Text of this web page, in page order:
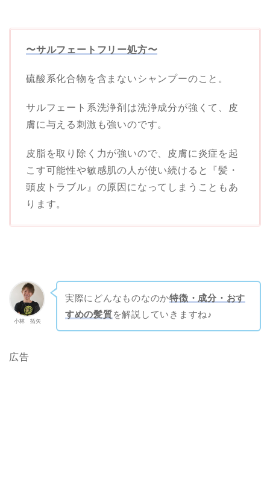
〜サルフェートフリー処方〜
硫酸系化合物を含まないシャンプーのこと。
サルフェート系洗浄剤は洗浄成分が強くて、皮
膚に与える刺激も強いのです。
皮脂を取り除く力が強いので、皮膚に炎症を起
こす可能性や敏感肌の人が使い続けると『髪・
頭皮トラブル』の原因になってしまうこともあ
ります。
小林 拓矢
実際にどんなものなのか特徴・成分・おす
すめの髪質を解説していきますね♪
広告